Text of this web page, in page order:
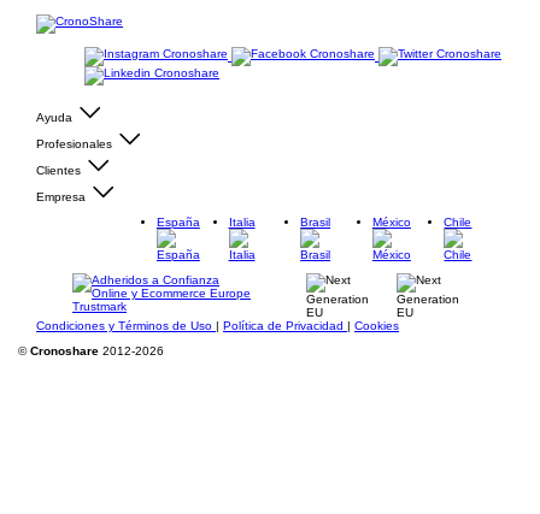
Ayuda
Profesionales
Clientes
Empresa
España
Italia Brasil México Chile
Condiciones y Términos de Uso | Política de Privacidad | Cookies
©Cronoshare 2012-2026